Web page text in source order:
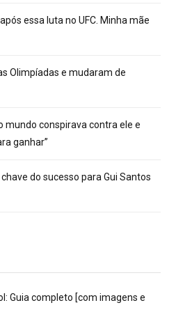
essa luta no UFC. Minha mãe
Olimpíadas e mudaram de
mundo conspirava contra ele e
ganhar”
do sucesso para Gui Santos
Guia completo [com imagens e